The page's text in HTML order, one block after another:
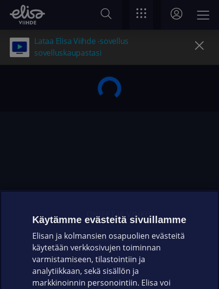
Lataa Elisa Viihde -sovellus
sovelluskaupastasi
OHJEET JA VINKIT
OMAYHTEISÖ
VIANSELVITYS
ASIAKASPALVELU
Käytämme evästeitä sivuillamme
Elisan ja kolmansien osapuolien evästeitä
käytetään verkkosivujen toiminnan
varmistamiseen, tilastointiin ja
analytiikkaan, sekä sisällön ja
markkinoinnin personointiin. Elisa voi